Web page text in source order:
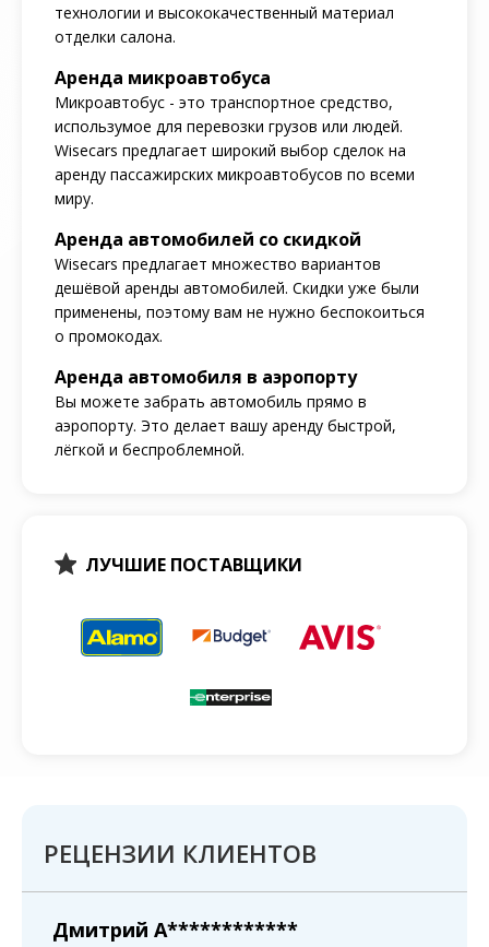
технологии и высококачественный материал
отделки салона.
Аренда микроавтобуса
Микроавтобус - это транспортное средство,
использумое для перевозки грузов или людей.
Wisecars предлагает широкий выбор сделок на
аренду пассажирских микроавтобусов по всеми
миру.
Аренда автомобилей со скидкой
Wisecars предлагает множество вариантов
дешёвой аренды автомобилей. Скидки уже были
применены, поэтому вам не нужно беспокоиться
о промокодах.
Аренда автомобиля в аэропорту
Вы можете забрать автомобиль прямо в
аэропорту. Это делает вашу аренду быстрой,
лёгкой и беспроблемной.
ЛУЧШИЕ ПОСТАВЩИКИ
РЕЦЕНЗИИ КЛИЕНТОВ
Дмитрий A************